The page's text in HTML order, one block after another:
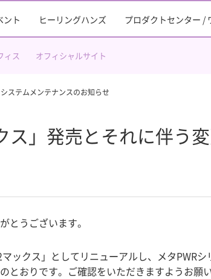
ント ヒーリングハンズ プロダクトセンター /
ィス オフィシャルサイト
ステムメンテナンスのお知らせ
ス」発売とそれに伴う
とうございます。
ックス」としてリニューアルし、メタPWRシ
とおりです。ご確認をいただきますようお願